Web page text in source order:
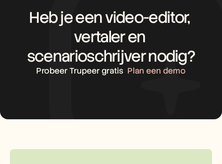
Heb je een video-editor,
vertaler en
scenarioschrijver nodig?
Probeer Trupeer gratis Plan een demo